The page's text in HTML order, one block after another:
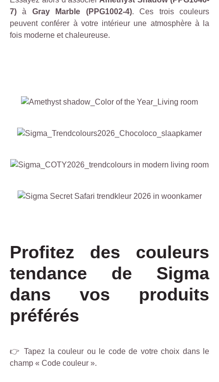
7) à Gray Marble (PPG1002-4). Ces trois couleurs
peuvent conférer à votre intérieur une atmosphère à la
fois moderne et chaleureuse.
Profitez des couleurs
tendance de Sigma
dans vos produits
préférés
👉 Tapez la couleur ou le code de votre choix dans le
champ « Code couleur ».